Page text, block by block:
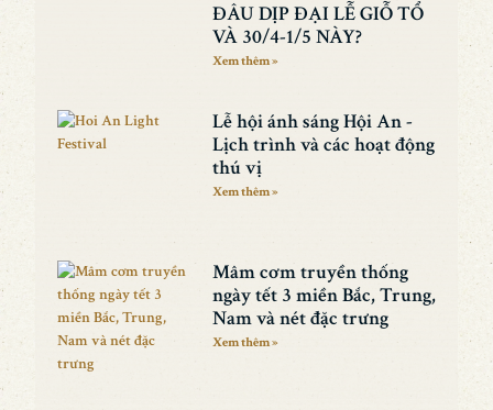
ĐÂU DỊP ĐẠI LỄ GIỖ TỔ
VÀ 30/4-1/5 NÀY?
Xem thêm »
Lễ hội ánh sáng Hội An -
Lịch trình và các hoạt động
thú vị
Xem thêm »
Mâm cơm truyền thống
ngày tết 3 miền Bắc, Trung,
Nam và nét đặc trưng
Xem thêm »